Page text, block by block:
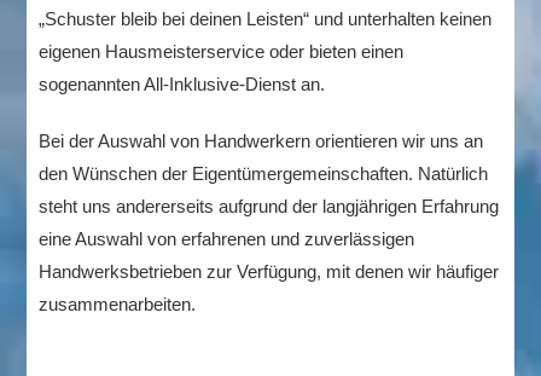
„Schuster bleib bei deinen Leisten“ und unterhalten keinen
eigenen Hausmeisterservice oder bieten einen
sogenannten All-Inklusive-Dienst an.
Bei der Auswahl von Handwerkern orientieren wir uns an
den Wünschen der Eigentümergemeinschaften. Natürlich
steht uns andererseits aufgrund der langjährigen Erfahrung
eine Auswahl von erfahrenen und zuverlässigen
Handwerksbetrieben zur Verfügung, mit denen wir häufiger
zusammenarbeiten.